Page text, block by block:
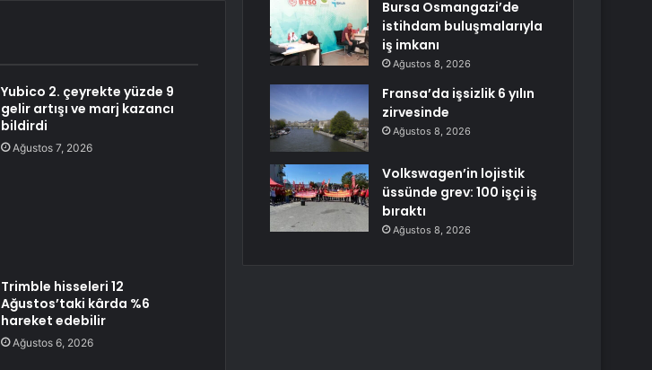
Yubico 2. çeyrekte yüzde 9
gelir artışı ve marj kazancı
bildirdi
Ağustos 7, 2026
Trimble hisseleri 12
Ağustos’taki kârda %6
hareket edebilir
Ağustos 6, 2026
Bursa Osmangazi’de
istihdam buluşmalarıyla
iş imkanı
Ağustos 8, 2026
Fransa’da işsizlik 6 yılın
zirvesinde
Ağustos 8, 2026
Volkswagen’in lojistik
üssünde grev: 100 işçi iş
bıraktı
Ağustos 8, 2026